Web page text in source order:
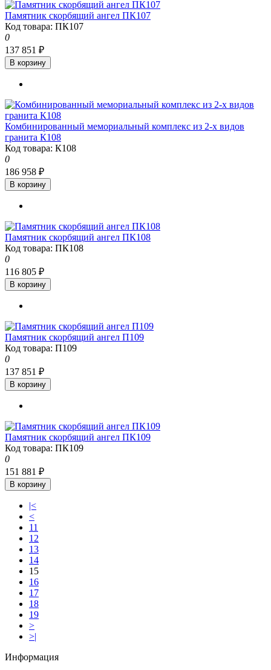
Памятник скорбящий ангел ПК107
Код товара: ПК107
0
137 851 ₽
В корзину
Комбинированный мемориальный комплекс из 2-х видов
гранита К108
Код товара: К108
0
186 958 ₽
В корзину
Памятник скорбящий ангел ПК108
Код товара: ПК108
0
116 805 ₽
В корзину
Памятник скорбящий ангел П109
Код товара: П109
0
137 851 ₽
В корзину
Памятник скорбящий ангел ПК109
Код товара: ПК109
0
151 881 ₽
В корзину
|<
<
11
12
13
14
15
16
17
18
19
>
>|
Информация